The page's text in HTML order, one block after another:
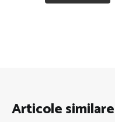
Articole similare